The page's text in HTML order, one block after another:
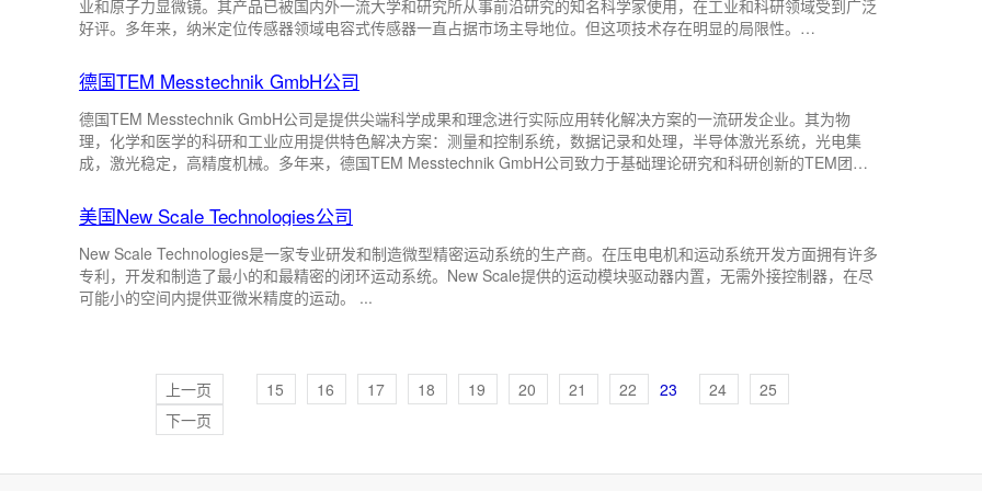
业和原子力显微镜。其产品已被国内外一流大学和研究所从事前沿研究的知名科学家使用，在工业和科研领域受到广泛
好评。多年来，纳米定位传感器领域电容式传感器一直占据市场主导地位。但这项技术存在明显的局限性。
定性和线性度，以满足现代显微镜技术的更高分辨率要求。法国PIEZOCONCEPT的目标是为客户提供一个物美价廉的
德国TEM Messtechnik GmbH公司
德国TEM Messtechnik GmbH公司是提供尖端科学成果和理念进行实际应用转化解决方案的一流研发企业。其为物
理，化学和医学的科研和工业应用提供特色解决方案：测量和控制系统，数据记录和处理，半导体激光系统，光电集
成，激光稳定，高精度机械。多年来，德国TEM Messtechnik GmbH公司致力于基础理论研究和科研创新的TEM团队
板块，模块化系统或独立装置等方面不断取得新进展，并为工业和科研用户提供有效的测量、工业控制及激光稳频、光
路控制等仪器设备 ...
美国New Scale Technologies公司
New Scale Technologies是一家专业研发和制造微型精密运动系统的生产商。在压电电机和运动系统开发方面拥有许多
专利，开发和制造了最小的和最精密的闭环运动系统。New Scale提供的运动模块驱动器内置，无需外接控制器，在尽
可能小的空间内提供亚微米精度的运动。 ...
上一页 15 16 17 18 19 20 21 22 23 24
25
下一页